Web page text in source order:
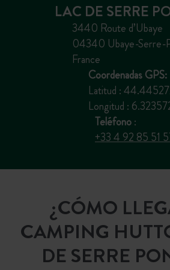
LAC DE SERRE
3440 Route d’Ubaye
04340 Ubaye-Serre-
France
Coordenadas GPS:
Latitud :
Longitud :
Teléfono:
+33 4 92 85 51
¿CÓMO
CAMPING
DE SERRE